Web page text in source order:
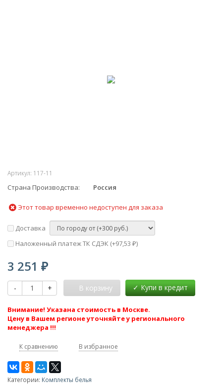
Артикул: 117-11
Страна Производства Россия
Этот товар временно недоступен для заказа
Доставка
Наложенный платеж ТК СДЭК (+97,53 ₽)
3 251 ₽
- + В корзину
Внимание! Указана стоимость в Москве.
Цену в Вашем регионе уточняйте у регионального
менеджера !!!
К сравнению В избранное
Категории: Комплекты белья